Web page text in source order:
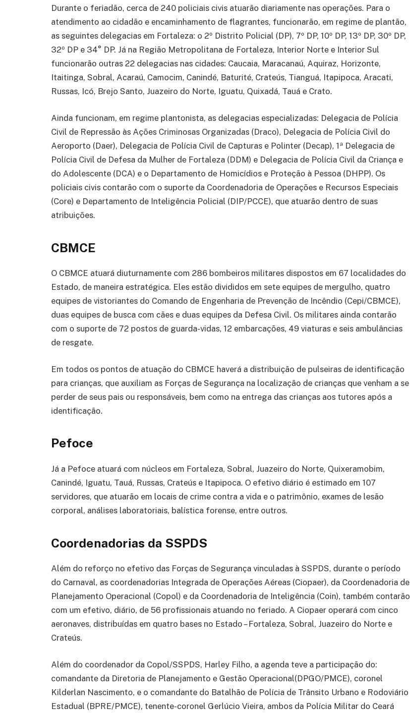
Durante o feriadão, cerca de 240 policiais civis atuarão diariamente nas operações. Para o
atendimento ao cidadão e encaminhamento de flagrantes, funcionarão, em regime de plantão,
as seguintes delegacias em Fortaleza: o 2º Distrito Policial (DP), 7º DP, 10º DP, 13º DP, 30º DP,
32º DP e 34° DP. Já na Região Metropolitana de Fortaleza, Interior Norte e Interior Sul
funcionarão outras 22 delegacias nas cidades: Caucaia, Maracanaú, Aquiraz, Horizonte,
Itaitinga, Sobral, Acaraú, Camocim, Canindé, Baturité, Crateús, Tianguá, Itapipoca, Aracati,
Russas, Icó, Brejo Santo, Juazeiro do Norte, Iguatu, Quixadá, Tauá e Crato.
Ainda funcionam, em regime plantonista, as delegacias especializadas: Delegacia de Polícia
Civil de Repressão às Ações Criminosas Organizadas (Draco), Delegacia de Polícia Civil do
Aeroporto (Daer), Delegacia de Polícia Civil de Capturas e Polinter (Decap), 1ª Delegacia de
Polícia Civil de Defesa da Mulher de Fortaleza (DDM) e Delegacia de Polícia Civil da Criança e
do Adolescente (DCA) e o Departamento de Homicídios e Proteção à Pessoa (DHPP). Os
policiais civis contarão com o suporte da Coordenadoria de Operações e Recursos Especiais
(Core) e Departamento de Inteligência Policial (DIP/PCCE), que atuarão dentro de suas
atribuições.
CBMCE
O CBMCE atuará diuturnamente com 286 bombeiros militares dispostos em 67 localidades do
Estado, de maneira estratégica. Eles estão divididos em sete equipes de mergulho, quatro
equipes de vistoriantes do Comando de Engenharia de Prevenção de Incêndio (Cepi/CBMCE),
duas equipes de busca com cães e duas equipes da Defesa Civil. Os militares ainda contarão
com o suporte de 72 postos de guarda-vidas, 12 embarcações, 49 viaturas e seis ambulâncias
de resgate.
Em todos os pontos de atuação do CBMCE haverá a distribuição de pulseiras de identificação
para crianças, que auxiliam as Forças de Segurança na localização de crianças que venham a se
perder de seus pais ou responsáveis, bem como na entrega das crianças aos tutores após a
identificação.
Pefoce
Já a Pefoce atuará com núcleos em Fortaleza, Sobral, Juazeiro do Norte, Quixeramobim,
Canindé, Iguatu, Tauá, Russas, Crateús e Itapipoca. O efetivo diário é estimado em 107
servidores, que atuarão em locais de crime contra a vida e o patrimônio, exames de lesão
corporal, análises laboratoriais, balística forense, entre outros.
Coordenadorias da SSPDS
Além do reforço no efetivo das Forças de Segurança vinculadas à SSPDS, durante o período
do Carnaval, as coordenadorias Integrada de Operações Aéreas (Ciopaer), da Coordenadoria de
Planejamento Operacional (Copol) e da Coordenadoria de Inteligência (Coin), também contarão
com um efetivo, diário, de 56 profissionais atuando no feriado. A Ciopaer operará com cinco
aeronaves, distribuídas em quatro bases no Estado – Fortaleza, Sobral, Juazeiro do Norte e
Crateús.
Além do coordenador da Copol/SSPDS, Harley Filho, a agenda teve a participação do:
comandante da Diretoria de Planejamento e Gestão Operacional(DPGO/PMCE), coronel
Kilderlan Nascimento, e o comandante do Batalhão de Polícia de Trânsito Urbano e Rodoviário
Estadual (BPRE/PMCE), tenente-coronel Gerlúcio Vieira, ambos da Polícia Militar do Ceará